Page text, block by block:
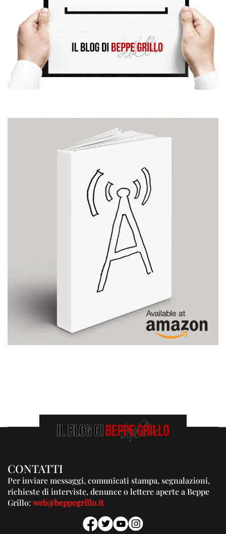
CONTATTI
Per inviare messaggi, comunicati stampa, segnalazioni,
richieste di interviste, denunce o lettere aperte a Beppe
Grillo:web@beppegrillo.it